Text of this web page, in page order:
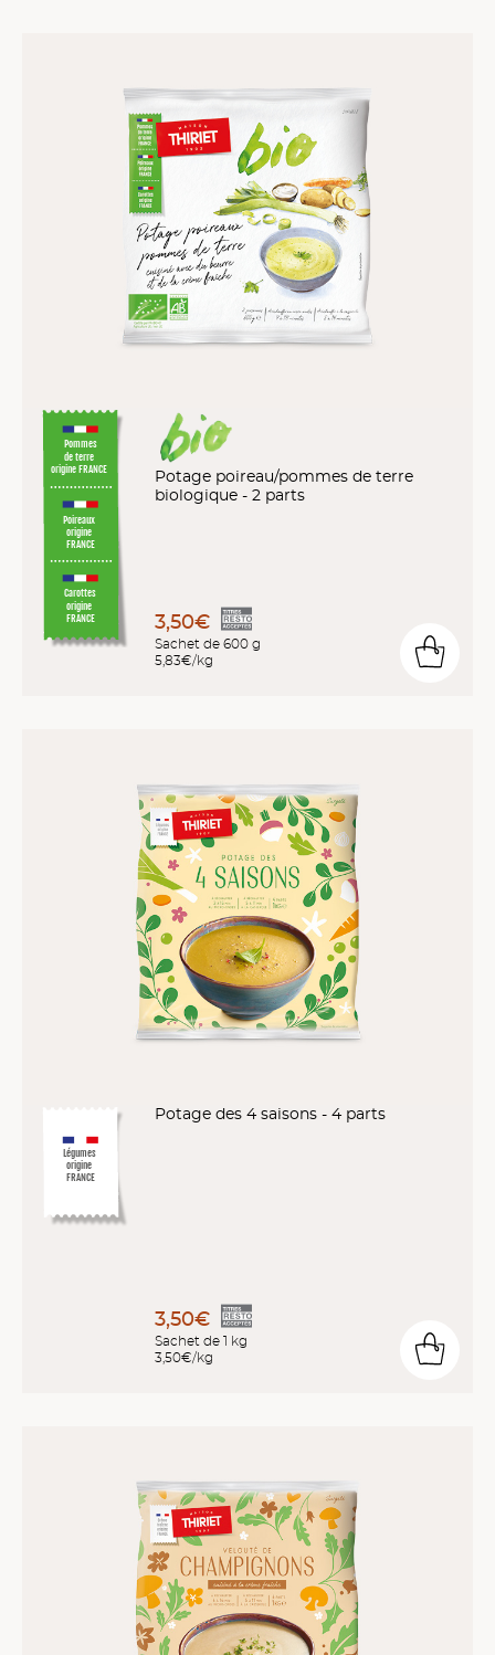
Pommes
de terre
origine FRANCE
Poireaux
origine
FRANCE
Carottes
origine
FRANCE
Potage poireau/pommes de terre
biologique - 2 parts
3,50€
Sachet de 600 g
5,83€/kg
Légumes
origine
FRANCE
Potage des 4 saisons - 4 parts
3,50€
Sachet de 1 kg
3,50€/kg